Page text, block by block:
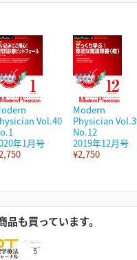
Vol.40
年1月号
Modern
Physician
No.12
2019年12月号
¥2,750
も買っています。